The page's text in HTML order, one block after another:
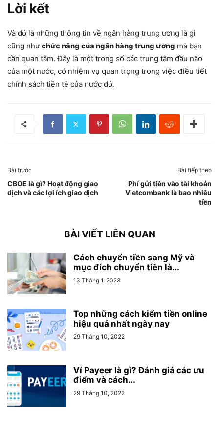
Lời kết
Và đó là những thông tin về ngân hàng trung ương là gì
cũng nhưchức năng của ngân hàng trung ương mà bạn
cần quan tâm. Đây là một trong số các trung tâm đầu não
của một nước, có nhiệm vụ quan trọng trong việc điều tiết
chính sách tiền tệ của nước đó.
Bài trước
CBOE là gì? Hoạt động giao
dịch và các lợi ích giao dịch
Bài tiếp theo
Phí gửi tiền vào tài khoản
Vietcombank là bao nhiêu
tiền
BÀI VIẾT LIÊN QUAN
Cách chuyển tiền sang Mỹ và
mục đích chuyển tiền là...
13 Tháng 1, 2023
Top những cách kiếm tiền online
hiệu quả nhất ngày nay
29 Tháng 10, 2022
Ví Payeer là gì? Đánh giá các ưu
điểm và cách...
29 Tháng 10, 2022